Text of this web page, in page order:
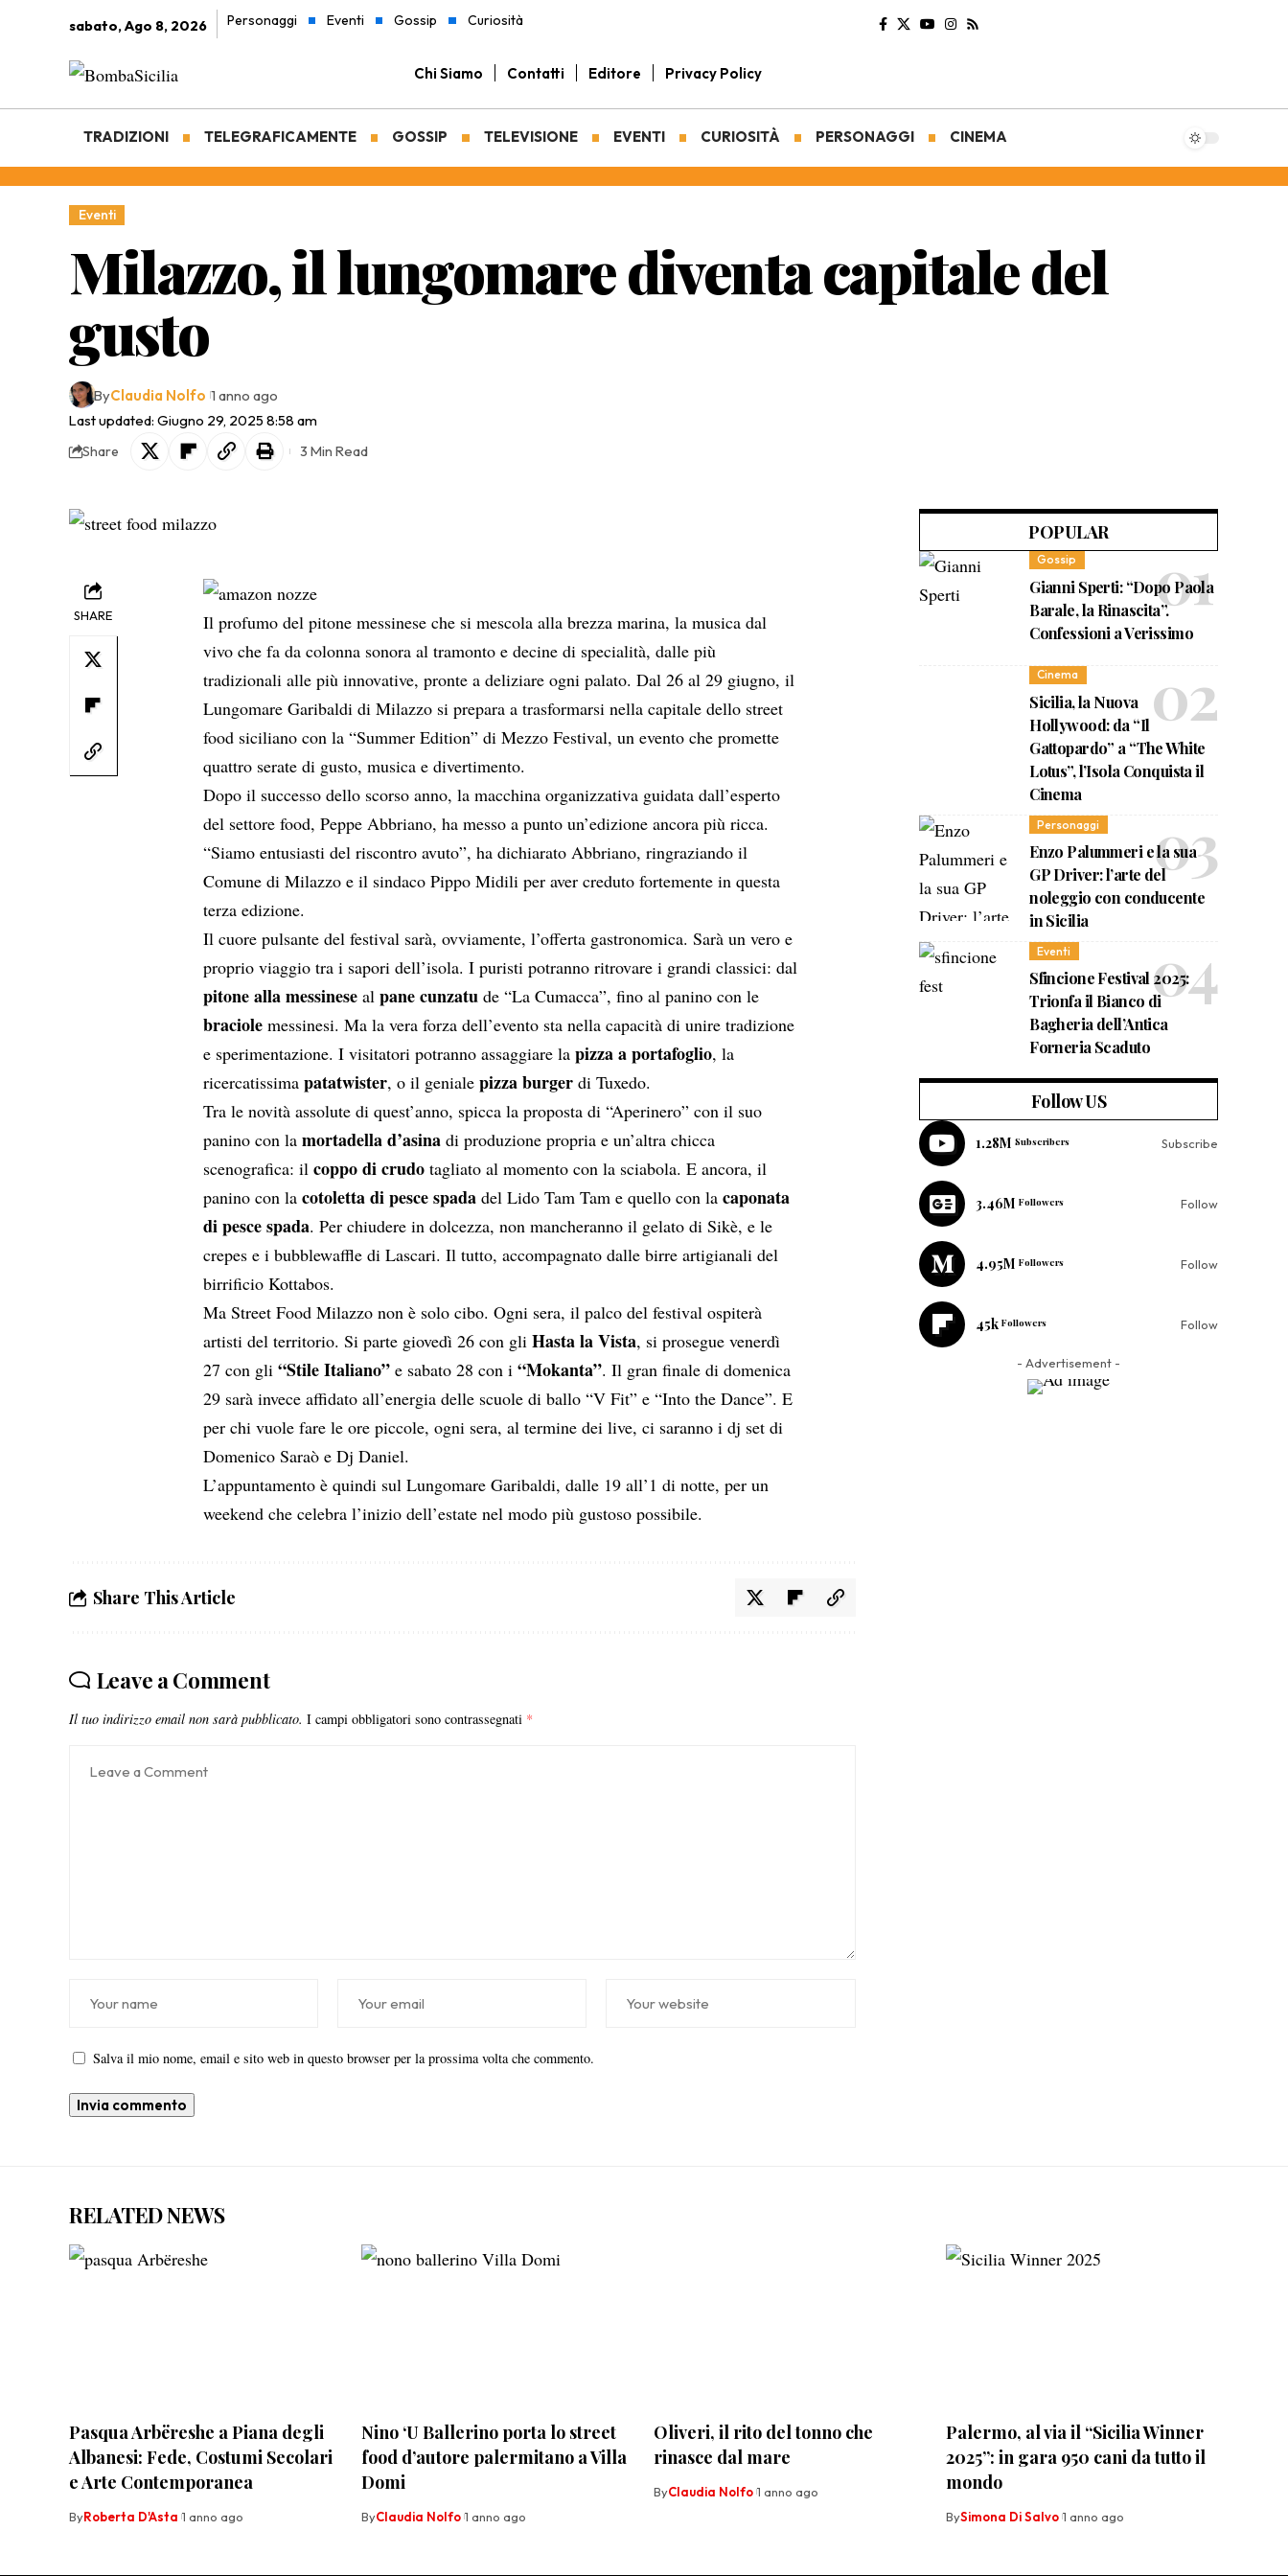
sabato, Ago 8, 2026 Personaggi Eventi Gossip Curiosità
Chi Siamo Contatti Editore Privacy Policy
TRADIZIONI TELEGRAFICAMENTE GOSSIP TELEVISIONE EVENTI CURIOSITÀ PERSONAGGI CINEMA
Eventi
Milazzo, il lungomare diventa capitale del
gusto
Last updated: Giugno 29, 2025 8:58 am
ByClaudia Nolfo 1 anno ago
Share 3 Min Read
SHARE Il profumo del pitone messinese che si mescola alla brezza marina, lamusica dal
vivo che fa da colonna sonora al tramonto e decine di specialità, dalle più
tradizionali alle più innovative, pronte a deliziare ogni palato. Dal 26 al 29 giugno, il
Lungomare Garibaldi di Milazzo si prepara a trasformarsi nella capitale dello street
food siciliano con la “Summer Edition” di Mezzo Festival, un evento che promette
quattro serate di gusto, musica e divertimento.
Dopo il successo dello scorso anno, la macchina organizzativa guidata dall’esperto
del settore food, Peppe Abbriano, ha messo a punto un’edizione ancora più ricca.
“Siamo entusiasti del riscontro avuto”, ha dichiarato Abbriano, ringraziando il
Comune di Milazzo e il sindaco Pippo Midili per aver creduto fortemente in questa
terza edizione.
Il cuore pulsante del festival sarà, ovviamente, l’offerta gastronomica. Sarà un vero e
proprio viaggio tra i sapori dell’isola. I puristi potranno ritrovare i grandi classici: dal
pitone alla messinese alpane cunzatu de “La Cumacca”, fino al panino con le
braciole messinesi. Ma la vera forza dell’evento sta nella capacità di unire tradizione
e sperimentazione. I visitatori potranno assaggiare lapizza a portafoglio, la
ricercatissimapatatwister, o il genialepizza burger di Tuxedo.
Tra le novità assolute di quest’anno, spicca la proposta di “Aperinero” con il suo
panino con lamortadella d’asina di produzione propria e un’altra chicca
scenografica: ilcoppo di crudo tagliato al momento con la sciabola. E ancora, il
panino con lacotoletta di pesce spada del Lido Tam Tam e quello con lacaponata
di pesce spada. Per chiudere in dolcezza, non mancheranno il gelato di Sikè, e le
crepes e i bubblewaffle di Lascari. Il tutto, accompagnato dalle birre artigianali del
birrificio Kottabos.
MaStreet Food Milazzo non è solo cibo. Ogni sera, il palco del festival ospiterà
artisti del territorio. Si parte giovedì 26 con gliHasta la Vista, si prosegue venerdì
27 con gli“Stile Italiano” e sabato 28 con i“Mokanta”. Il gran finale di domenica
29 sarà invece affidato all’energia delle scuole di ballo “V Fit” e “Into the Dance”. E
per chi vuole fare le ore piccole, ogni sera, al termine dei live, ci saranno i dj set di
Domenico Saraò e Dj Daniel.
L’appuntamento è quindi sul Lungomare Garibaldi, dalle 19 all’1 di notte, per un
weekend che celebra l’inizio dell’estate nel modo più gustoso possibile.
Share This Article
Leave a Comment
Il tuo indirizzo email non sarà pubblicato. I campi obbligatori sono contrassegnati *
Salva il mio nome, email e sito web in questo browser per la prossima volta che commento.
POPULAR
Gossip
Gianni Sperti: “Dopo Paola
Barale, la Rinascita”.
Confessioni a Verissimo
Cinema
Sicilia, la Nuova
Hollywood: da “Il
Gattopardo” a “The White
Lotus”, l’Isola Conquista il
Cinema
Personaggi
Enzo Palummeri e la sua
GP Driver: l’arte del
noleggio con conducente
in Sicilia
Eventi
Sfincione Festival 2025:
Trionfa il Bianco di
Bagheria dell’Antica
Forneria Scaduto
Follow US
1.28M Subscribers Subscribe
3.46M Followers Follow
4.95M Followers Follow
45k Followers Follow
- Advertisement -
RELATED NEWS
Pasqua Arbëreshe a Piana degli
Albanesi: Fede, Costumi Secolari
e Arte Contemporanea
ByRoberta D'Asta 1 anno ago
Nino ‘U Ballerino porta lo street
food d’autore palermitano a Villa
Domi
ByClaudia Nolfo 1 anno ago
Oliveri, il rito del tonno che
rinasce dal mare
ByClaudia Nolfo 1 anno ago
Palermo, al via il “Sicilia Winner
2025”: in gara 950 cani da tutto il
mondo
BySimona Di Salvo 1 anno ago